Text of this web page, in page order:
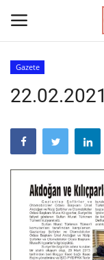
Ana
GÜNDEM
Asayiş
Ulusalhaber
Gazete